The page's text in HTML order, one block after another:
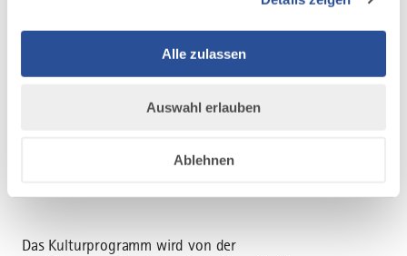
Alle zulassen
Auswahl erlauben
Ablehnen
Getreu Bob Marleys Motto “One Love, One
Heart, Let’s get together and feel alright.”
Lasst uns beim nächsten Konzert
Verbindung aus Publikum und Bühne
Das Kulturprogramm wird von der